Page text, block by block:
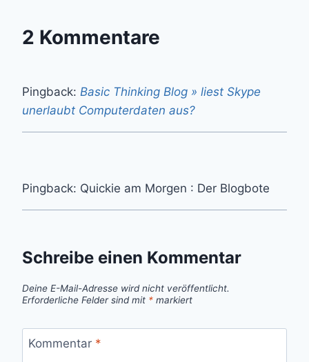
2 Kommentare
Pingback: Basic Thinking Blog » liest Skype
unerlaubt Computerdaten aus?
Pingback: Quickie am Morgen : Der Blogbote
Schreibe einen Kommentar
Deine E-Mail-Adresse wird nicht veröffentlicht.
Erforderliche Felder sind mit * markiert
Kommentar *